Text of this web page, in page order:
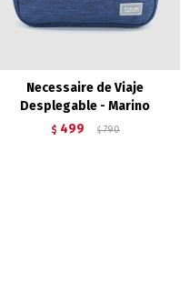
Necessaire de Viaje
Desplegable - Marino
$ 499 $ 790